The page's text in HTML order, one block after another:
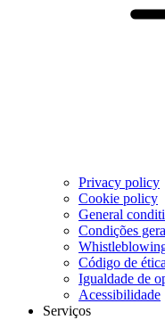
Privacy policy
Cookie policy
General
Condições
Código de
Igualdade de
Acessibilidade
Serviços